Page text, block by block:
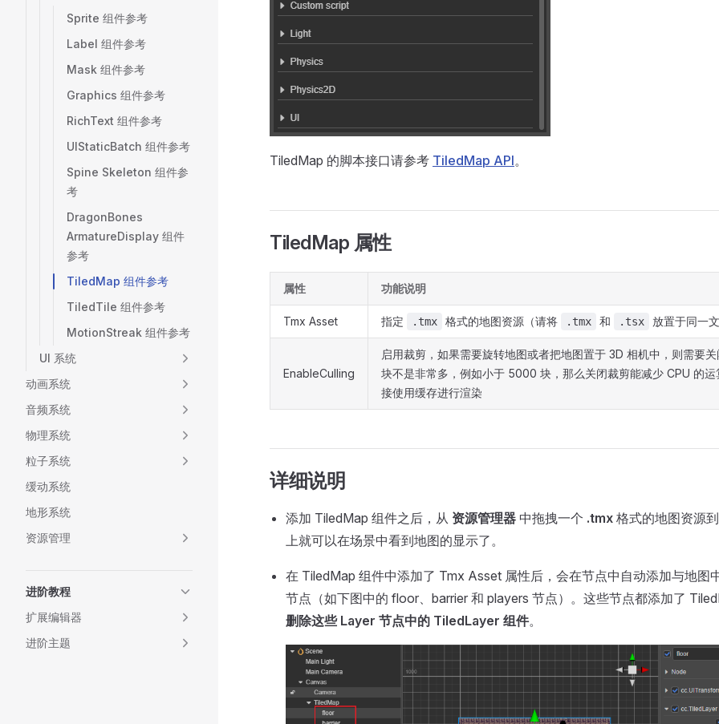
Sprite 组件参考
Label 组件参考
Mask 组件参考
Graphics 组件参考
RichText 组件参考
UIStaticBatch 组件参考
Spine Skeleton 组件参
考
DragonBones
ArmatureDisplay 组件
参考
TiledMap 组件参考
TiledTile 组件参考
MotionStreak 组件参考
UI 系统
动画系统
音频系统
物理系统
粒子系统
缓动系统
地形系统
资源管理
进阶教程
扩展编辑器
进阶主题
TiledMap 的脚本接口请参考 TiledMap API。
TiledMap 属性
属性 功能说明
Tmx Asset 指定 .tmx 格式的地图资源（请将 .tmx 和 .tsx 放置于同一文
EnableCulling
启用裁剪，如果需要旋转地图或者把地图置于 3D 相机中，则需要
块不是非常多，例如小于 5000 块，那么关闭裁剪能减少 CPU 的运
接使用缓存进行渲染
详细说明
添加 TiledMap 组件之后，从 资源管理器 中拖拽一个 .tmx 格式的地图资源
上就可以在场景中看到地图的显示了。
在 TiledMap 组件中添加了 Tmx Asset 属性后，会在节点中自动添加与地图
节点（如下图中的 floor、barrier 和 players 节点）。这些节点都添加了
删除这些 Layer 节点中的 TiledLayer 组件。